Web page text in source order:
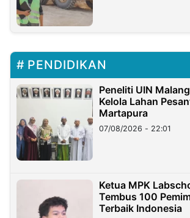
PENDIDIKAN
Peneliti UIN
Kelola Lahan
Martapura
07/08/2026 - 22:01
Ketua MPK
Tembus 100
Terbaik Indonesia